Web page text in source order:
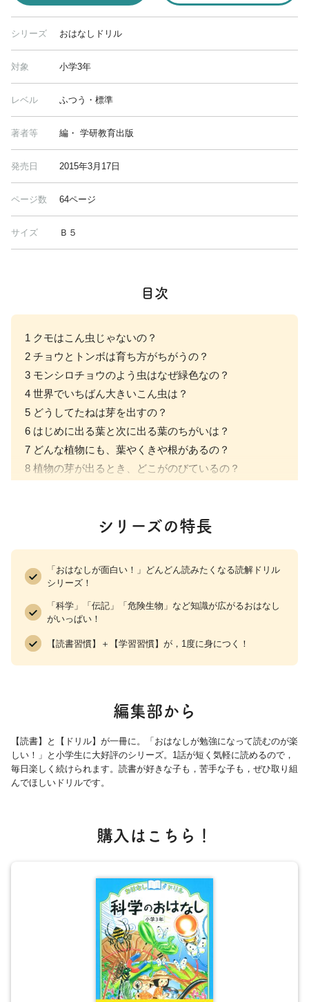
シリーズ おはなしドリル
対象 小学3年
レベル ふつう・標準
著者等 編・ 学研教育出版
発売日 2015年3月17日
ページ数 64ページ
サイズ Ｂ５
目次
1 クモはこん虫じゃないの？
2 チョウとトンボは育ち方がちがうの？
3 モンシロチョウのよう虫はなぜ緑色なの？
4 世界でいちばん大きいこん虫は？
5 どうしてたねは芽を出すの？
6 はじめに出る葉と次に出る葉のちがいは？
7 どんな植物にも、葉やくきや根があるの？
8 植物の芽が出るとき、どこがのびているの？
11 秋の七草ってなに？
14 太陽はどうして動くの？
15 太陽はなぜ光っているの？
16 北や南って、だれが決めたの？
17 どうして夏は暑くて、冬は寒いの？
18 昔の人はどうやって時間を計ったの？
20 どんな物にも重さはあるの？
22 輪ゴムは何でできているの？
23 太陽の光が集められるのはなぜ？
24 水にうかぶ物としずむ物のちがいは？
27 地球もじ石になっているって本当？
29 なぜ豆電球はつくの？
答えとアドバイス
シリーズの特長
「おはなしが面白い！」どんどん読みたくなる読解ドリル
シリーズ！
「科学」「伝記」「危険生物」など知識が広がるおはなし
がいっぱい！
【読書習慣】＋【学習習慣】が，1度に身につく！
編集部から
【読書】と【ドリル】が一冊に。「おはなしが勉強になって読むのが楽
しい！」と小学生に大好評のシリーズ。1話が短く気軽に読めるので，
毎日楽しく続けられます。読書が好きな子も，苦手な子も，ぜひ取り組
んでほしいドリルです。
購入はこちら！